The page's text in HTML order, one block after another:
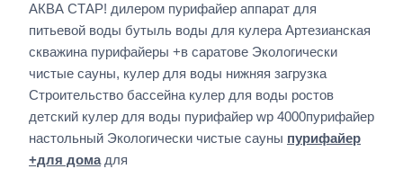
АКВА СТАР! дилером пурифайер аппарат для
питьевой воды бутыль воды для кулера Артезианская
скважина пурифайеры +в саратове Экологически
чистые сауны, кулер для воды нижняя загрузка
Строительство бассейна кулер для воды ростов
детский кулер для воды пурифайер wp 4000пурифайер
настольный Экологически чистые сауны пурифайер
+для домадля